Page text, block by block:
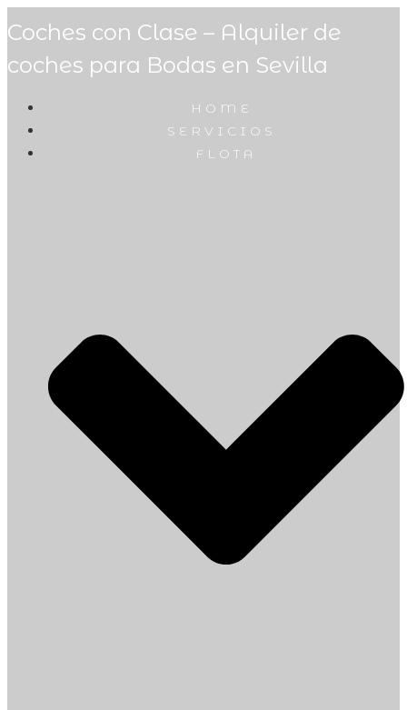
Coches con Clase – Alquiler de
coches para Bodas en Sevilla
HOME
SERVICIOS
FLOTA